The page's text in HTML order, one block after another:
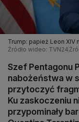
Trump: papież Leon
Źródło wideo: TVN24
Szef Pentagonu
nabożeństwa w
przytoczyć
Ku zaskoczeniu
przypominały